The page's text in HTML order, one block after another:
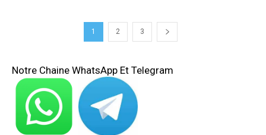
1 2 3
Notre Chaine WhatsApp Et Telegram